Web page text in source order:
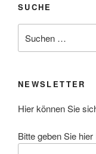
SUCHE
nach:
NEWSLETTER
Hier können Sie
Bitte geben Sie